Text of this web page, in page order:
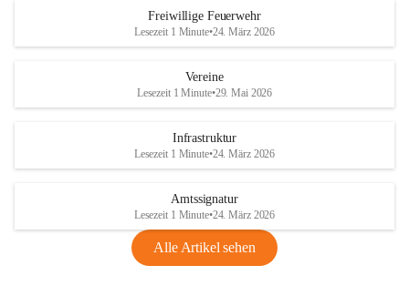
Freiwillige Feuerwehr
Lesezeit 1 Minute•24. März 2026
Vereine
Lesezeit 1 Minute•29. Mai 2026
Infrastruktur
Lesezeit 1 Minute•24. März 2026
Amtssignatur
Lesezeit 1 Minute•24. März 2026
Alle Artikel sehen